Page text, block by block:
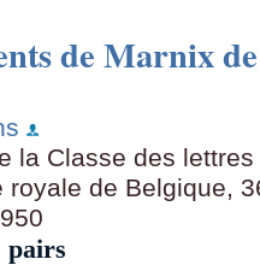
de Marnix
la Classe des
royale de Belgique,
pairs